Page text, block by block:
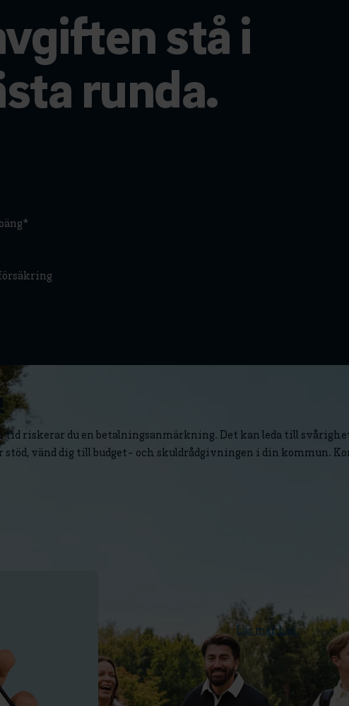
stå i
runda.
i tid riskerar du en betalningsanmärkning. Det kan leda till
stöd, vänd dig till budget- och skuldrådgivningen i din kommun.
Vi fyller MoreGolf Mastercard med ännu
och ökar bonustaket. Läs mer här.